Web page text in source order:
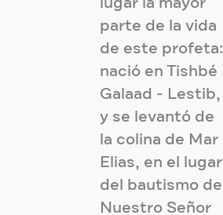
lugar la mayor
parte de la vida
de este profeta:
nació en Tishbé
Galaad - Lestib,
y se levantó de
la colina de Mar
Elias, en el lugar
del bautismo de
Nuestro Señor